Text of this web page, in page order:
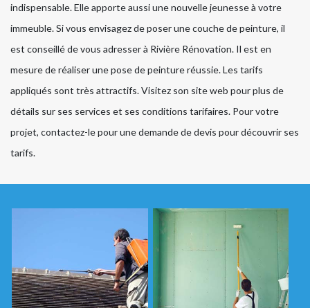
indispensable. Elle apporte aussi une nouvelle jeunesse à votre
immeuble. Si vous envisagez de poser une couche de peinture, il
est conseillé de vous adresser à Rivière Rénovation. Il est en
mesure de réaliser une pose de peinture réussie. Les tarifs
appliqués sont très attractifs. Visitez son site web pour plus de
détails sur ses services et ses conditions tarifaires. Pour votre
projet, contactez-le pour une demande de devis pour découvrir ses
tarifs.